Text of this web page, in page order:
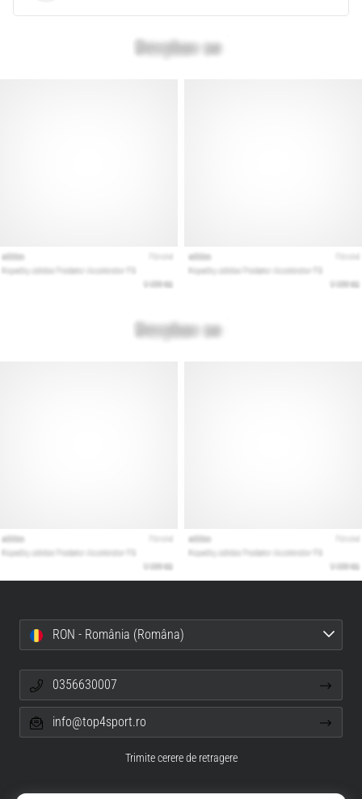
RON - România (Româna)
0356630007
info@top4sport.ro
Trimite cerere de retragere